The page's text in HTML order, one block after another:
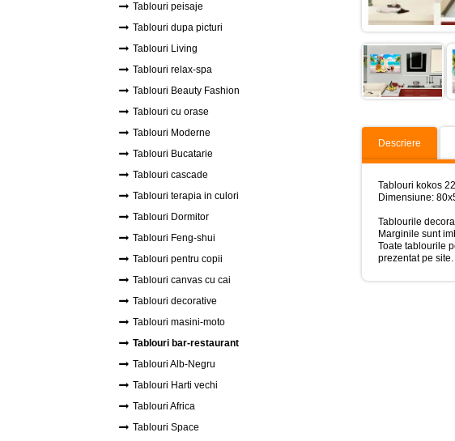
Descriere
Tablouri kokos
Dimensiune:
Tablourile
Marginile sunt
Toate tablourile
prezentat pe site.
Tablouri peisaje
Tablouri dupa picturi
Tablouri Living
Tablouri relax-spa
Tablouri Beauty Fashion
Tablouri cu orase
Tablouri Moderne
Tablouri Bucatarie
Tablouri cascade
Tablouri terapia in culori
Tablouri Dormitor
Tablouri Feng-shui
Tablouri pentru copii
Tablouri canvas cu cai
Tablouri decorative
Tablouri masini-moto
Tablouri bar-restaurant
Tablouri Alb-Negru
Tablouri Harti vechi
Tablouri Africa
Tablouri Space